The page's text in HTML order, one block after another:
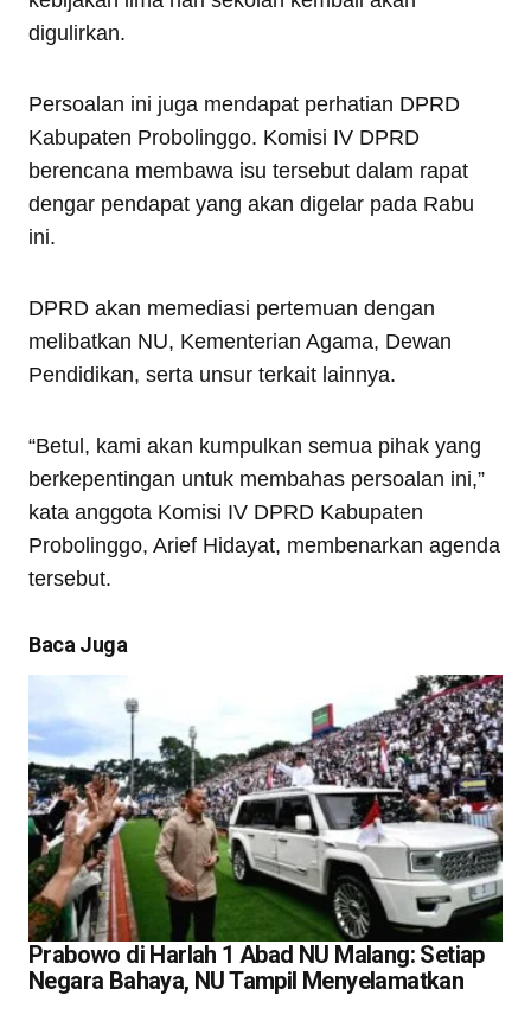
digulirkan.
Persoalan ini juga mendapat perhatian DPRD
Kabupaten Probolinggo. Komisi IV DPRD
berencana membawa isu tersebut dalam rapat
dengar pendapat yang akan digelar pada Rabu
ini.
DPRD akan memediasi pertemuan dengan
melibatkan NU, Kementerian Agama, Dewan
Pendidikan, serta unsur terkait lainnya.
“Betul, kami akan kumpulkan semua pihak yang
berkepentingan untuk membahas persoalan ini,”
kata anggota Komisi IV DPRD Kabupaten
Probolinggo, Arief Hidayat, membenarkan agenda
tersebut.
Baca Juga
Prabowo di Harlah 1 Abad NU Malang: Setiap
Negara Bahaya, NU Tampil Menyelamatkan